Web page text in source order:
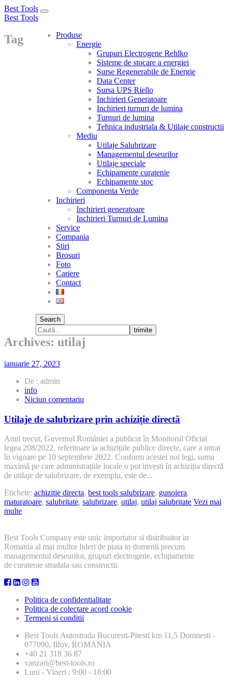
Best Tools
Toggle
Best Tools
Produse
Energie
Grupuri Electrogene Rehlko
Sisteme de stocare a energiei
Surse Regenerabile de Energie
Data Center
Sursa UPS Riello
Inchirieri Generatoare
Inchirieri turnuri de lumina
Turnuri de lumina
Tehnica industriala & Utilaje constructii
Mediu
Utilaje Salubrizare
Managementul deseurilor
Utilaje speciale
Echipamente curatenie
Echipamente stoc
Componenta Verde
Inchirieri
Inchirieri generatoare
Inchirieri Turnuri de Lumina
Service
Compania
Stiri
Brosuri
Foto
Cariere
Contact
Search
trimite
Tag
Archives: utilaj
ianuarie 27, 2023
De : admin
info
Niciun comentariu
de
salubrizare
prin
achiziție
directă
Utilaje de salubrizare prin achiziție directă
Anul trecut, Guvernul României a publicat în Monitorul Oficial
legea 208/2022, referitoare la achizițiile publice directe, care a intrat
în vigoare pe 10 septembrie 2022. Conform acestei noi legi, suma
maximă pe care administrațiile locale o pot investi în achiziția directă
de utilaje de salubrizare, de exemplu, este de...
Etichete: achizitie directa, best tools salubrizare, gunoiera,
maturatoare, salubritate, salubrizare, utilaj, utilaj salubritate Vezi mai
multe
Best Tools Company este unic importator si distribuitor in
Romania al mai multor lideri de piata in domenii precum
managementul deseurilor, grupuri electrogene, echipamente
de curatenie stradala sau constructii.
Politica de confidentialitate
Politica de colectare acord cookie
Termeni si conditii
Best Tools Autostrada Bucuresti-Pitesti km 11,5 Domnesti -
077090, Ilfov, ROMANIA
+40 21 318 36 87
vanzari@best-tools.ro
Luni - Vineri : 9:00 - 18:00